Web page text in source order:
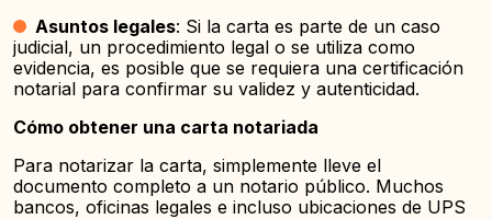
Asuntos legales: Si la carta es parte de un caso
judicial, un procedimiento legal o se utiliza como
evidencia, es posible que se requiera una certificación
notarial para confirmar su validez y autenticidad.
Cómo obtener una carta notariada
Para notarizar la carta, simplemente lleve el
documento completo a un notario público. Muchos
bancos, oficinas legales e incluso ubicaciones de UPS